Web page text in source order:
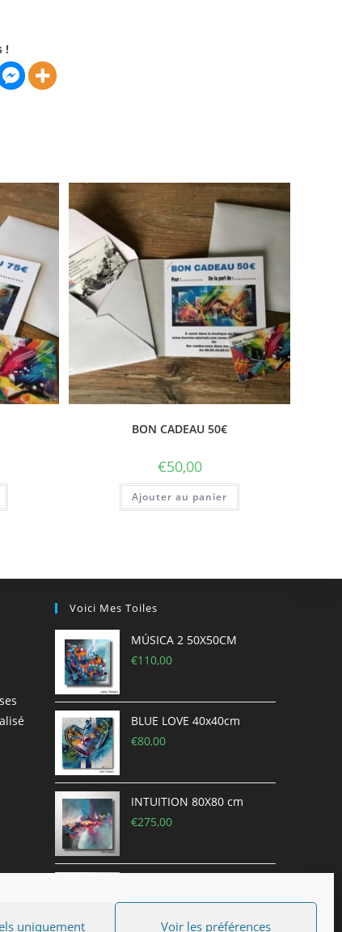
uniquement Voir les préférences
!
BON CADEAU 50€
€50,00
Ajouter au panier
Voici Mes Toiles
MÚSICA 2 50X50CM
€110,00
BLUE LOVE 40x40cm
€80,00
INTUITION 80X80 cm
€275,00
(châssis 3D)
250,00